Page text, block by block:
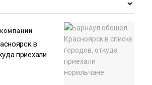
в
приехали